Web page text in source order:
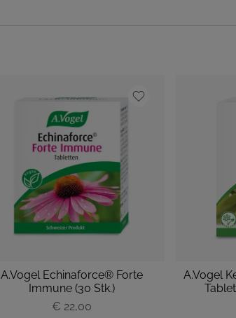
A.Vogel Echinaforce® Forte
Immune (30 Stk.)
€ 22,00
A.Vogel
P
r